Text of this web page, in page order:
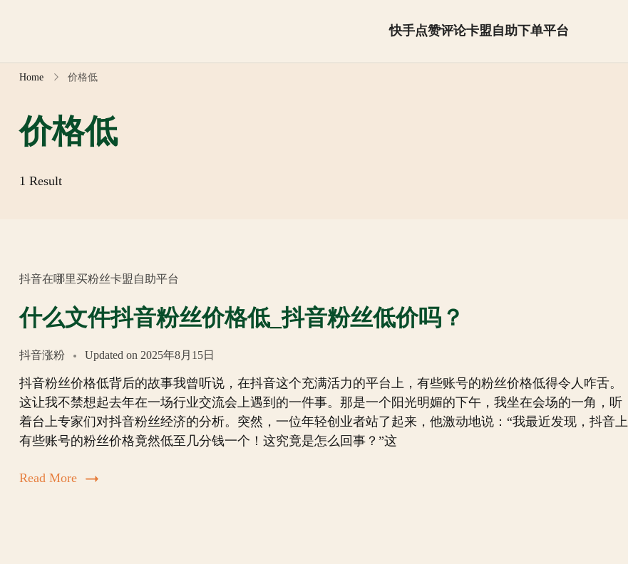
快手点赞评论卡盟自助下单平台
Home 价格低
价格低
1 Result
抖音在哪里买粉丝卡盟自助平台
什么文件抖音粉丝价格低_抖音粉丝低价吗？
抖音涨粉 Updated on 2025年8月15日
抖音粉丝价格低背后的故事我曾听说，在抖音这个充满活力的平台上，有些账号的粉丝价格低得令人咋舌。
这让我不禁想起去年在一场行业交流会上遇到的一件事。那是一个阳光明媚的下午，我坐在会场的一角，听
着台上专家们对抖音粉丝经济的分析。突然，一位年轻创业者站了起来，他激动地说：“我最近发现，抖音上
有些账号的粉丝价格竟然低至几分钱一个！这究竟是怎么回事？”这
Read More